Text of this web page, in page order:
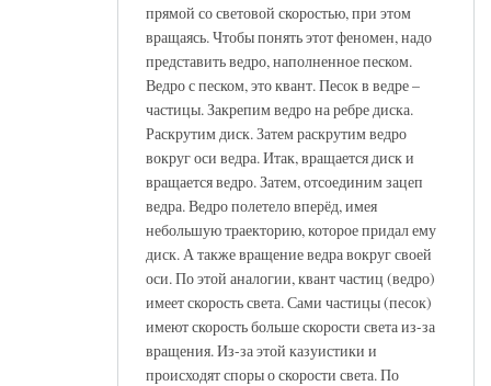
прямой со световой скоростью, при этом
вращаясь. Чтобы понять этот феномен, надо
представить ведро, наполненное песком.
Ведро с песком, это квант. Песок в ведре –
частицы. Закрепим ведро на ребре диска.
Раскрутим диск. Затем раскрутим ведро
вокруг оси ведра. Итак, вращается диск и
вращается ведро. Затем, отсоединим зацеп
ведра. Ведро полетело вперёд, имея
небольшую траекторию, которое придал ему
диск. А также вращение ведра вокруг своей
оси. По этой аналогии, квант частиц (ведро)
имеет скорость света. Сами частицы (песок)
имеют скорость больше скорости света из-за
вращения. Из-за этой казуистики и
происходят споры о скорости света. По